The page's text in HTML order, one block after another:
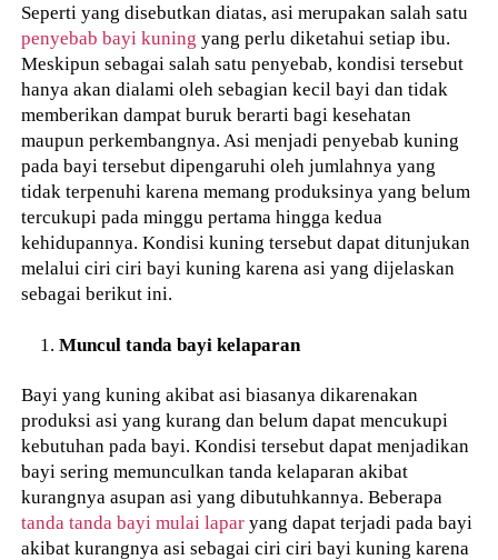
Seperti yang disebutkan diatas, asi merupakan salah satu
penyebab bayi kuning yang perlu diketahui setiap ibu.
Meskipun sebagai salah satu penyebab, kondisi tersebut
hanya akan dialami oleh sebagian kecil bayi dan tidak
memberikan dampat buruk berarti bagi kesehatan
maupun perkembangnya. Asi menjadi penyebab kuning
pada bayi tersebut dipengaruhi oleh jumlahnya yang
tidak terpenuhi karena memang produksinya yang belum
tercukupi pada minggu pertama hingga kedua
kehidupannya. Kondisi kuning tersebut dapat ditunjukan
melalui ciri ciri bayi kuning karena asi yang dijelaskan
sebagai berikut ini.
Muncul tanda bayi kelaparan
Bayi yang kuning akibat asi biasanya dikarenakan
produksi asi yang kurang dan belum dapat mencukupi
kebutuhan pada bayi. Kondisi tersebut dapat menjadikan
bayi sering memunculkan tanda kelaparan akibat
kurangnya asupan asi yang dibutuhkannya. Beberapa
tanda tanda bayi mulai lapar yang dapat terjadi pada bayi
akibat kurangnya asi sebagai ciri ciri bayi kuning karena